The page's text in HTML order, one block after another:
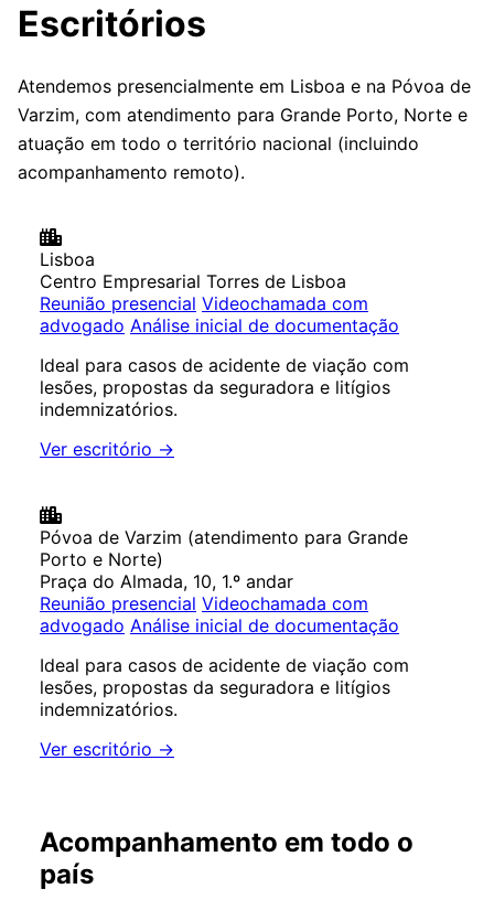
Escritórios
Atendemos presencialmente em Lisboa e na Póvoa de
Varzim, com atendimento para Grande Porto, Norte e
atuação em todo o território nacional (incluindo
acompanhamento remoto).
Lisboa
Centro Empresarial Torres de Lisboa
Reunião presencial Videochamada com
advogado Análise inicial de documentação
Ideal para casos de acidente de viação com
lesões, propostas da seguradora e litígios
indemnizatórios.
Ver escritório →
Póvoa de Varzim (atendimento para Grande
Porto e Norte)
Praça do Almada, 10, 1.º andar
Reunião presencial Videochamada com
advogado Análise inicial de documentação
Ideal para casos de acidente de viação com
lesões, propostas da seguradora e litígios
indemnizatórios.
Ver escritório →
Acompanhamento em todo o
país